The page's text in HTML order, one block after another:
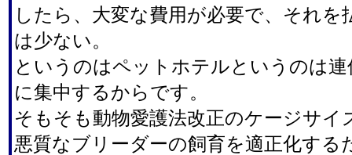
したら、大変な費用が必要で、それを
は少ない。
というのはペットホテルというのは
に集中するからです。
そもそも動物愛護法改正のケージサイ
悪質なブリーダーの飼育を適正化する